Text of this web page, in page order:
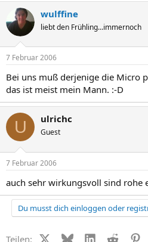
wulffine
liebt den Frühling...immernoch
7 Februar 2006
Bei uns muß derjenige die Micro
das ist meist mein Mann. :-D
U ulrichc
Guest
7 Februar 2006
auch sehr wirkungsvoll sind rohe
Du musst dich einloggen oder
Teilen: X (Twitter)
BlueskyLinkedIn
Reddit